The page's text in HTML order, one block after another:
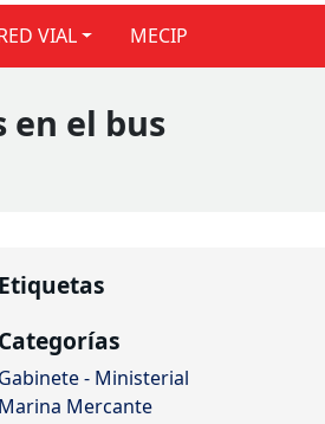
VIAL MECIP
en el bus
Etiquetas
Categorías
Gabinete - Ministerial
Marina Mercante